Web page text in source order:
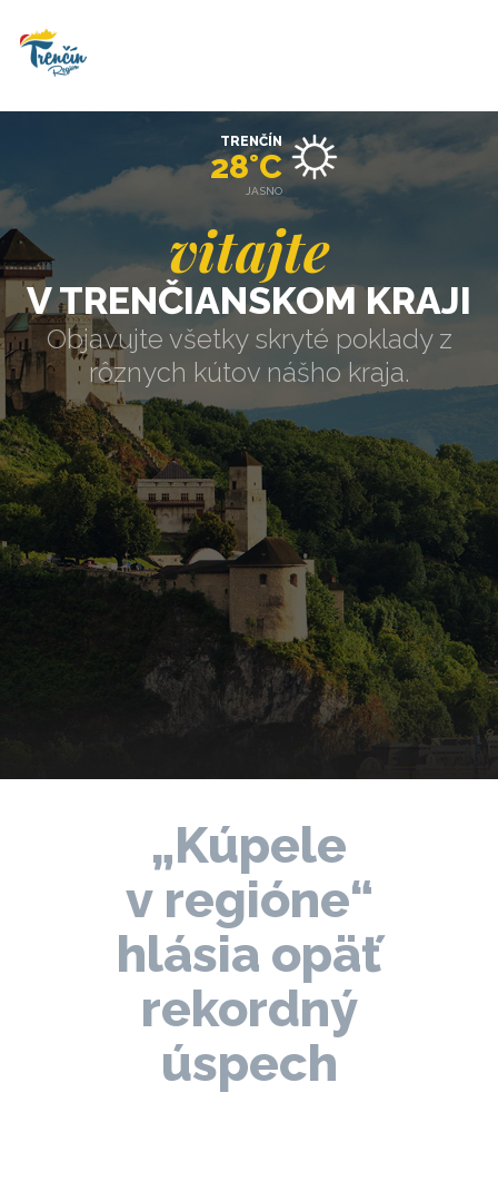
vitajte
V TRENČIANSKOM KRAJI
Objavujte všetky skryté poklady z
rôznych kútov nášho kraja.
TRENČÍN
28°C
JASNO
„Kúpele
v regióne“
hlásia opäť
rekordný
úspech